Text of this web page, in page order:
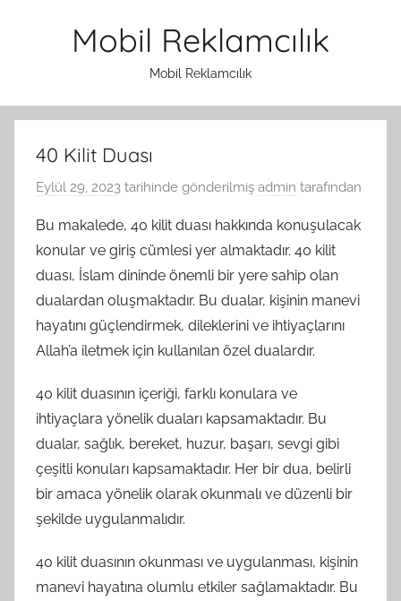
Mobil Reklamcılık
Mobil Reklamcılık
40 Kilit Duası
Eylül 29, 2023 tarihinde gönderilmiş admin tarafından
Bu makalede, 40 kilit duası hakkında konuşulacak
konular ve giriş cümlesi yer almaktadır. 40 kilit
duası, İslam dininde önemli bir yere sahip olan
dualardan oluşmaktadır. Bu dualar, kişinin manevi
hayatını güçlendirmek, dileklerini ve ihtiyaçlarını
Allah’a iletmek için kullanılan özel dualardır.
40 kilit duasının içeriği, farklı konulara ve
ihtiyaçlara yönelik duaları kapsamaktadır. Bu
dualar, sağlık, bereket, huzur, başarı, sevgi gibi
çeşitli konuları kapsamaktadır. Her bir dua, belirli
bir amaca yönelik olarak okunmalı ve düzenli bir
şekilde uygulanmalıdır.
40 kilit duasının okunması ve uygulanması, kişinin
manevi hayatına olumlu etkiler sağlamaktadır. Bu